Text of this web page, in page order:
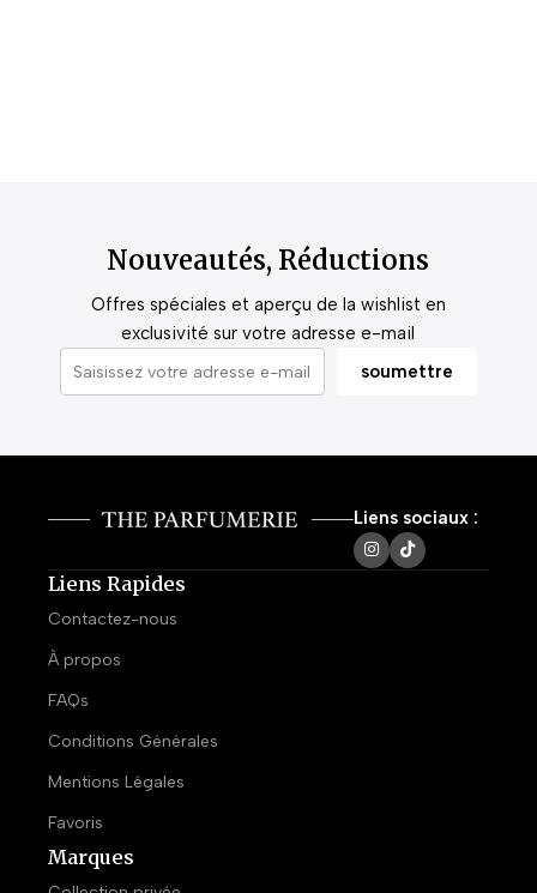
Nouveautés, Réductions
Offres spéciales et aperçu de la wishlist en
exclusivité sur votre adresse e-mail
Liens sociaux :
Liens Rapides
Contactez-nous
À propos
FAQs
Conditions Générales
Mentions Légales
Favoris
Marques